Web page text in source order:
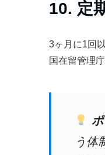
10. 定
3ヶ月に1回
国在留管理
う体